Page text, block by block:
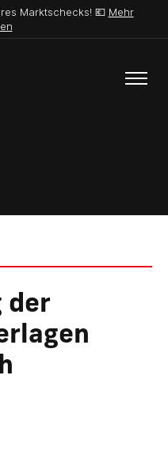
Marktschecks! 💶 Mehr
der